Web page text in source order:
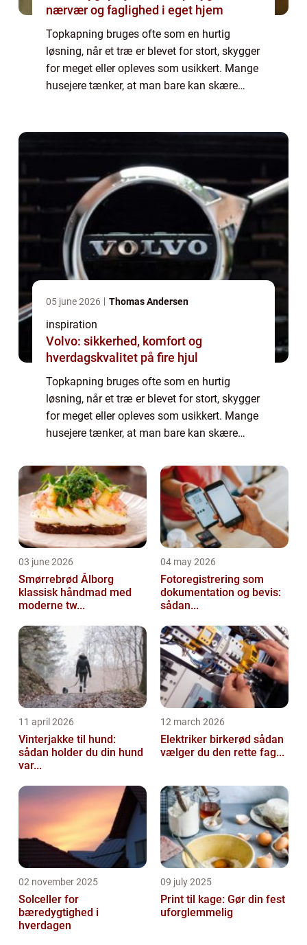
nærvær og faglighed i eget hjem
Topkapning bruges ofte som en hurtig
løsning, når et træ er blevet for stort, skygger
for meget eller opleves som usikkert. Mange
husejere tænker, at man bare kan skære
05 june 2026 Thomas Andersen
inspiration
Volvo: sikkerhed, komfort og
hverdagskvalitet på fire hjul
Topkapning bruges ofte som en hurtig
løsning, når et træ er blevet for stort, skygger
for meget eller opleves som usikkert. Mange
husejere tænker, at man bare kan skære
03 june 2026
Smørrebrød Ålborg
klassisk håndmad med
moderne tw...
04 may 2026
Fotoregistrering som
dokumentation og bevis:
sådan...
11 april 2026
Vinterjakke til hund:
sådan holder du din hund
var...
12 march 2026
Elektriker birkerød sådan
vælger du den rette fag...
02 november 2025
Solceller for
bæredygtighed i
hverdagen
09 july 2025
Print til kage: Gør din fest
uforglemmelig